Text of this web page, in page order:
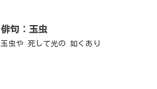
俳句：玉虫
玉虫や 死して光の 如くあり